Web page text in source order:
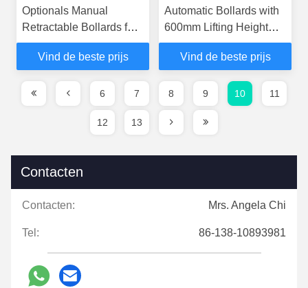
Optionals Manual
Retractable Bollards for
Customizable Security
Solutions
Vind de beste prijs
Automatic Bollards with
600mm Lifting Height
and 1520mm Depth for
Enhanced Security
Vind de beste prijs
6 7 8 9 10 11
12 13
Contacten
Contacten: Mrs. Angela Chi
Tel: 86-138-10893981